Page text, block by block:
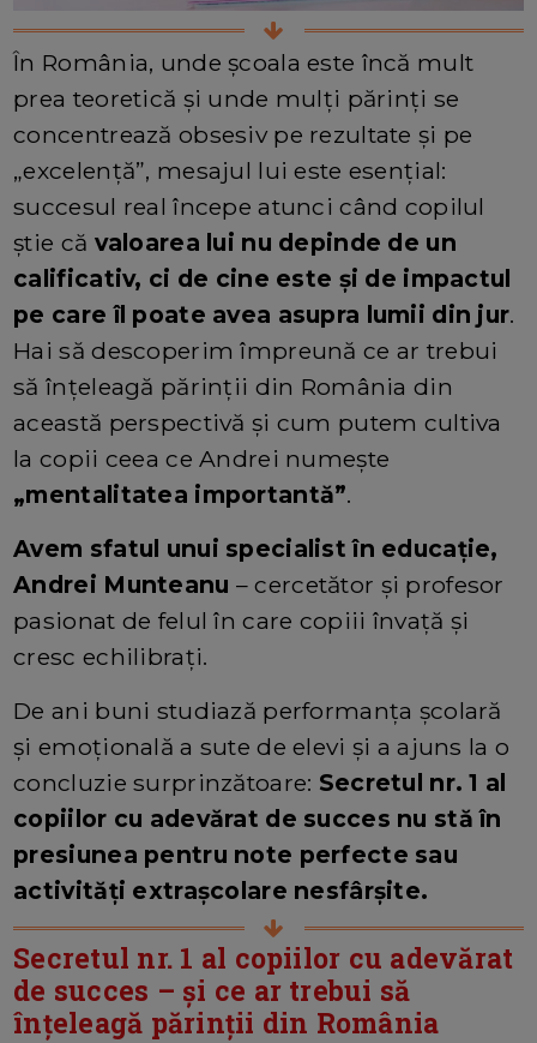
În România, unde școala este încă mult
prea teoretică și unde mulți părinți se
concentrează obsesiv pe rezultate și pe
„excelență”, mesajul lui este esențial:
succesul real începe atunci când copilul
știe că valoarea lui nu depinde de un
calificativ, ci de cine este și de impactul
pe care îl poate avea asupra lumii din jur.
Hai să descoperim împreună ce ar trebui
să înțeleagă părinții din România din
această perspectivă și cum putem cultiva
la copii ceea ce Andrei numește
„mentalitatea importantă”.
Avem sfatul unui specialist în educație,
Andrei Munteanu – cercetător și profesor
pasionat de felul în care copiii învață și
cresc echilibrați.
De ani buni studiază performanța școlară
și emoțională a sute de elevi și a ajuns la o
concluzie surprinzătoare: Secretul nr. 1 al
copiilor cu adevărat de succes nu stă în
presiunea pentru note perfecte sau
activități extrașcolare nesfârșite.
Secretul nr. 1 al copiilor cu adevărat
de succes – și ce ar trebui să
înțeleagă părinții din România